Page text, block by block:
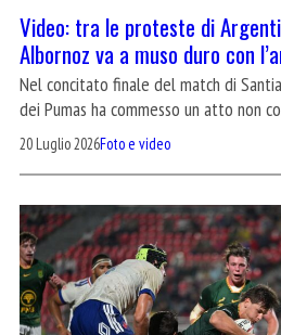
Video: tra le proteste di
Albornoz va a muso duro con
Nel concitato finale del match di
dei Pumas ha commesso un atto non
20 Luglio 2026Foto e video